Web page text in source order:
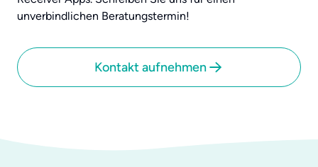
unverbindlichen Beratungstermin!
Kontakt aufnehmen